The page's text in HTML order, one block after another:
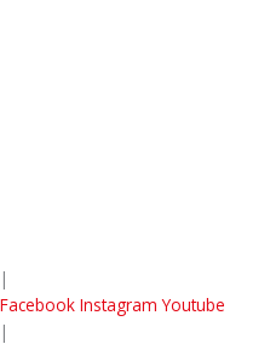
|
Facebook Instagram Youtube
|